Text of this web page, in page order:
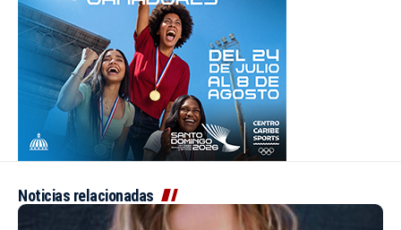
Noticias relacionadas